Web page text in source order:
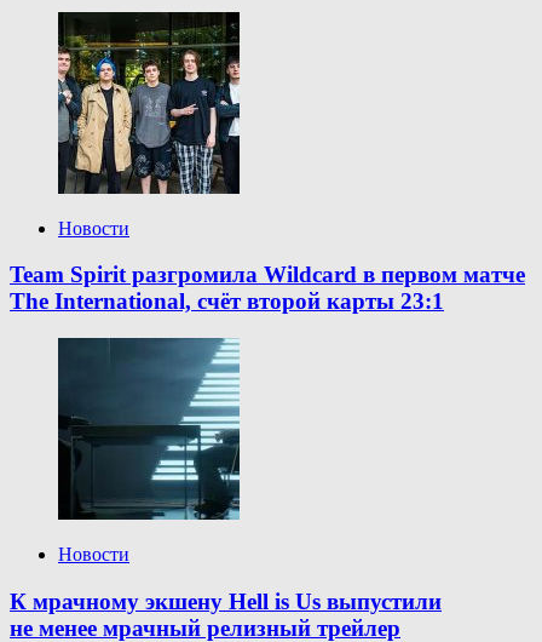
Новости
Team Spirit разгромила Wildcard в первом матче
The International, счёт второй карты 23:1
Новости
К мрачному экшену Hell is Us выпустили
не менее мрачный релизный трейлер